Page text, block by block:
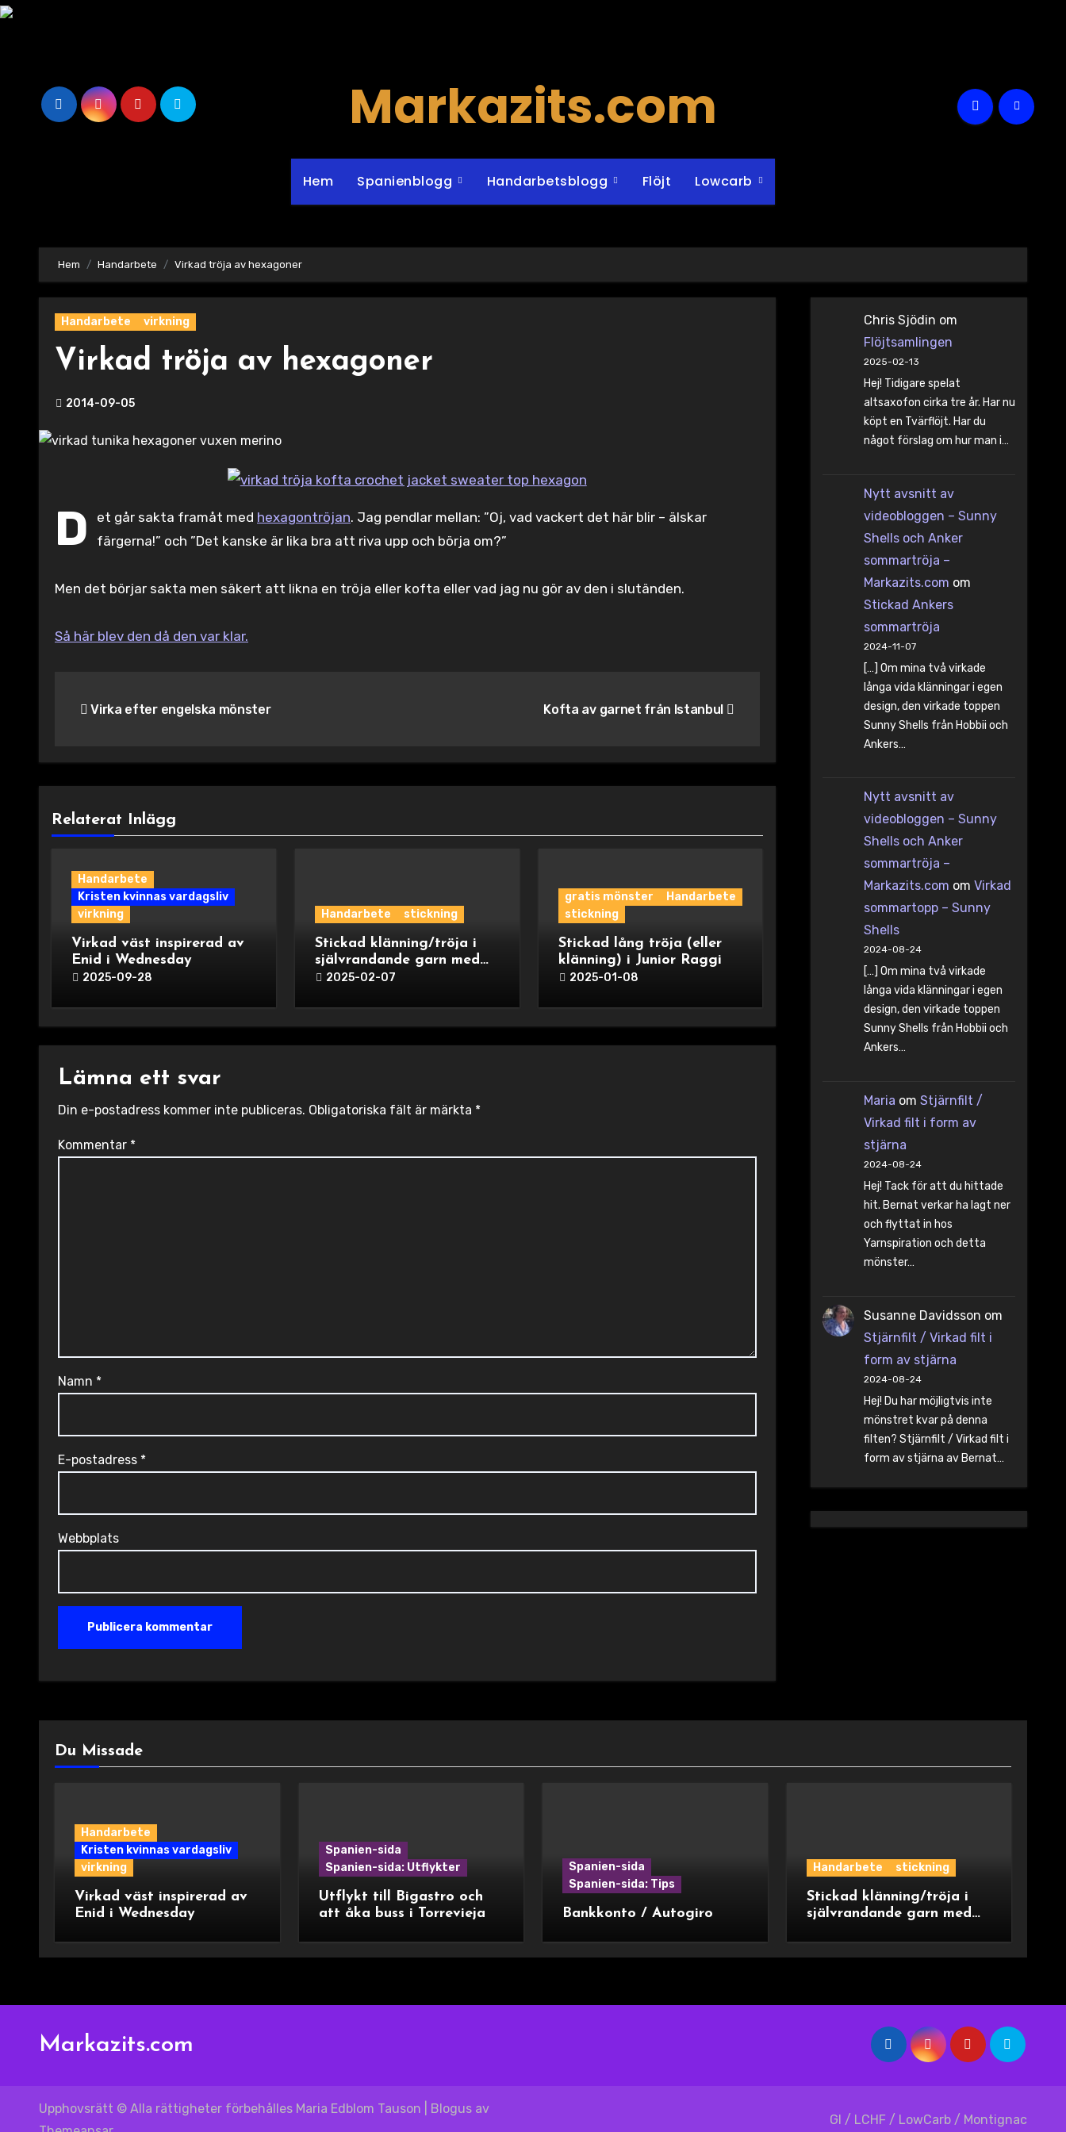
Hoppa
Markazits.com
Hem Spanienblogg Handarbetsblogg Flöjt Lowcarb
Hem Handarbete Virkad tröja av hexagoner
Handarbete virkning
Virkad tröja av hexagoner
2014-09-05
D et går sakta framåt med hexagontröjan. Jag pendlar mellan: ”Oj, vad vackert det här blir – älskar
färgerna!” och ”Det kanske är lika bra att riva upp och börja om?”
Men det börjar sakta men säkert att likna en tröja eller kofta eller vad jag nu gör av den i slutänden.
Så här blev den då den var klar.
Virka efter engelska mönster Kofta av garnet från Istanbul
Relaterat Inlägg
Handarbete
Kristen kvinnas vardagsliv
virkning
Virkad väst inspirerad av
Enid i Wednesday
2025-09-28
Handarbete stickning
Stickad klänning/tröja i
självrandande garn med
ok2025-02-07
gratis mönster
Handarbete
stickning
Stickad lång tröja (eller
klänning) i Junior Raggi
2025-01-08
Lämna ett svar
Din e-postadress kommer inte publiceras. Obligatoriska fält är märkta *
Kommentar *
Namn *
E-postadress *
Webbplats
Chris Sjödin om
Flöjtsamlingen
2025-02-13
Hej! Tidigare spelat
altsaxofon cirka tre år. Har nu
köpt en Tvärflöjt. Har du
något förslag om hur man i…
Nytt avsnitt av
videobloggen – Sunny
Shells och Anker
sommartröja –
Markazits.com om
Stickad Ankers
sommartröja
2024-11-07
[…] Om mina två virkade
långa vida klänningar i egen
design, den virkade toppen
Sunny Shells från Hobbii och
Ankers…
Nytt avsnitt av
videobloggen – Sunny
Shells och Anker
sommartröja –
Markazits.com om Virkad
sommartopp – Sunny
Shells
2024-08-24
[…] Om mina två virkade
långa vida klänningar i egen
design, den virkade toppen
Sunny Shells från Hobbii och
Ankers…
Maria om Stjärnfilt /
Virkad filt i form av
stjärna
2024-08-24
Hej! Tack för att du hittade
hit. Bernat verkar ha lagt ner
och flyttat in hos
Yarnspiration och detta
mönster…
Susanne Davidsson om
Stjärnfilt / Virkad filt i
form av stjärna
2024-08-24
Hej! Du har möjligtvis inte
mönstret kvar på denna
filten? Stjärnfilt / Virkad filt i
form av stjärna av Bernat…
Du Missade
Handarbete
Kristen kvinnas vardagsliv
virkning
Virkad väst inspirerad av
Enid i Wednesday
Spanien-sida
Spanien-sida: Utflykter
Utflykt till Bigastro och
att åka buss i Torrevieja
Spanien-sida
Spanien-sida: Tips
Bankkonto / Autogiro
Handarbete stickning
Stickad klänning/tröja i
självrandande garn med
Markazits.com
Upphovsrätt © Alla rättigheter förbehålles Maria Edblom Tauson Blogus av
GI / LCHF / LowCarb / Montignac